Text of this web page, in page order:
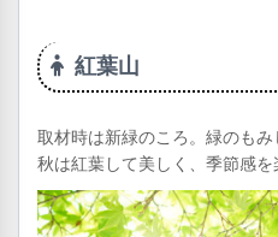
紅葉山
取材時は新緑のころ。緑のもみ
秋は紅葉して美しく、季節感を